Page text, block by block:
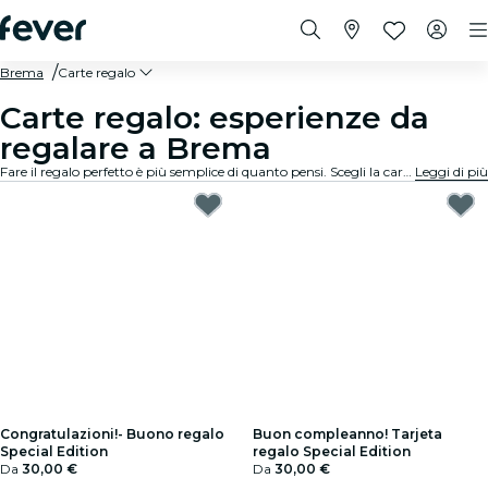
Brema Carte regalo
Carte regalo: esperienze da
regalare a Brema
Fare il regalo perfetto è più semplice di quanto pensi. Scegli la carta regalo, seleziona l'importo e regala un momento indimenticabile. Zero stress, massima flessibilità, successo garantito. Leggi di più
Congratulazioni!- Buono regalo
Special Edition
Da 30,00 €
Buon compleanno! Tarjeta
regalo Special Edition
Da 30,00 €